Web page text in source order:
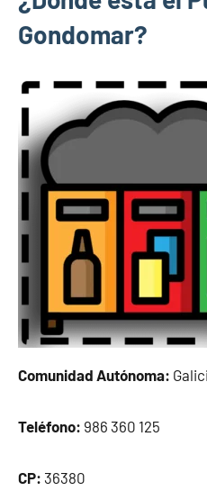
municipios
de
2025
Gondomar?
Comunidad Autónoma:
Teléfono: 986 360 125
CP: 36380